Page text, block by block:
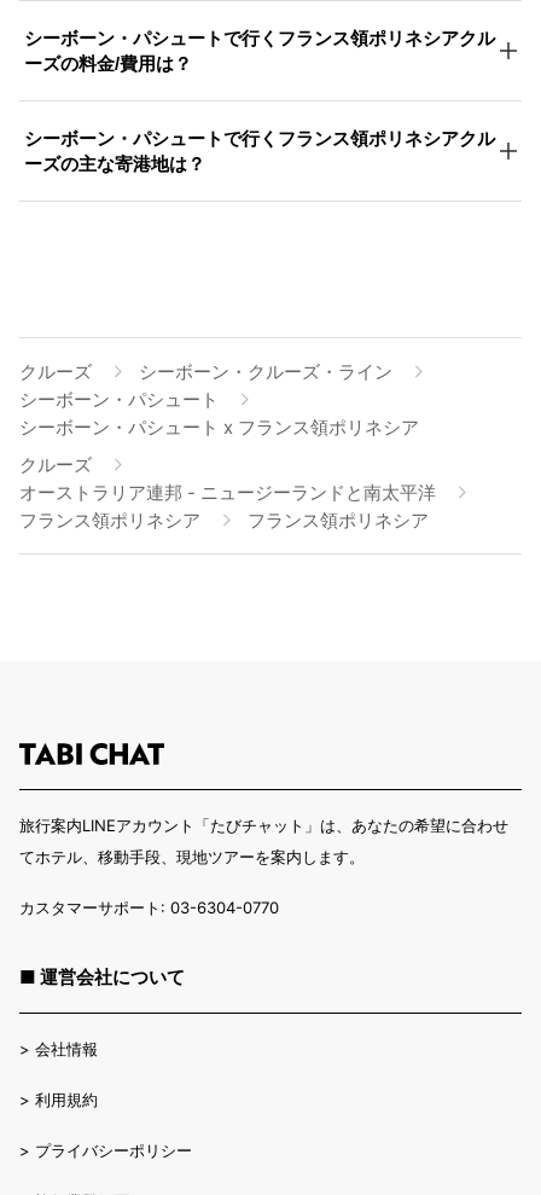
シーボーン・パシュートで行くフランス領ポリネシアクル
ーズの料金/費用は？
シーボーン・パシュートで行くフランス領ポリネシアクル
ーズの主な寄港地は？
クルーズ
シーボーン・クルーズ・ライン
シーボーン・パシュート
シーボーン・パシュート x フランス領ポリネシア
クルーズ
オーストラリア連邦 - ニュージーランドと南太平洋
フランス領ポリネシア
フランス領ポリネシア
旅行案内LINEアカウント「たびチャット」は、あなたの希望に合わせ
てホテル、移動手段、現地ツアーを案内します。
カスタマーサポート: 03-6304-0770
■ 運営会社について
> 会社情報
> 利用規約
> プライバシーポリシー